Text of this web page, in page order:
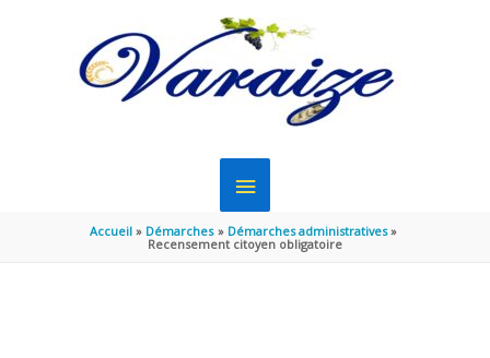
MENU
PRINCIPAL
Accueil Démarches
Démarches administratives
Recensement citoyen obligatoire